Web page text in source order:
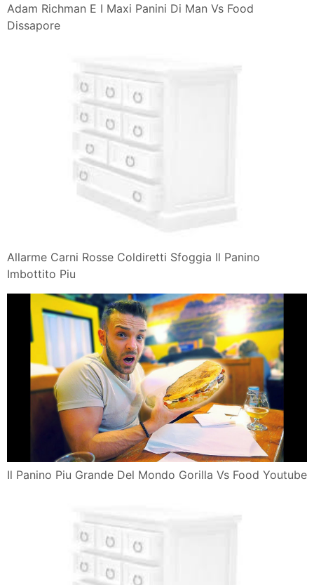
Adam Richman E I Maxi Panini Di Man Vs Food
Dissapore
Allarme Carni Rosse Coldiretti Sfoggia Il Panino
Imbottito Piu
Il Panino Piu Grande Del Mondo Gorilla Vs Food Youtube